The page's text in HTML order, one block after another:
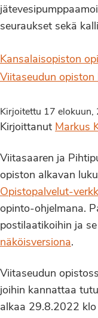
seuraukset sekä
Kansalaisopiston
Viitaseudun opiston
Kirjoitettu 17
Kirjoittanut Markus
Viitasaaren ja
opiston alkavan
Opistopalvelut-
opinto-ohjelmana.
postilaatikoihin ja
näköisversiona.
Viitaseudun
joihin kannattaa
alkaa 29.8.2022